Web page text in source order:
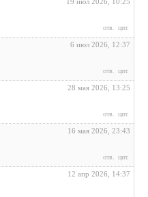
отв. цит.
6 июл 2026, 12:37
отв. цит.
28 мая 2026, 13:25
отв. цит.
16 мая 2026, 23:43
отв. цит.
12 апр 2026, 14:37